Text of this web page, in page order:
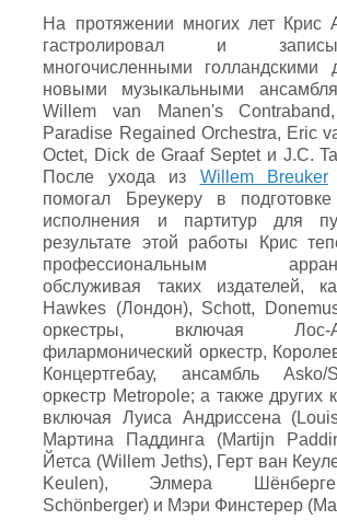
На протяжении многих лет Крис
гастролировал и
многочисленными голландскими
новыми музыкальными
Willem van Manen's
Paradise Regained Orchestra, Eric
Octet, Dick de Graaf Septet и J.C.
После ухода из Willem Breuker
помогал Бреукеру в
исполнения и партитур для
результате этой работы Крис
профессиональным
обслуживая таких издателей,
Hawkes (Лондон), Schott,
оркестры, включая Лос-
филармонический оркестр,
Концертгебау, ансамбль
оркестр Metropole; а также других
включая Луиса Андриссена
Мартина Паддинга (Martijn
Йетса (Willem Jeths), Герт ван
Keulen), Элмера
Schönberger) и Мэри Финстерер